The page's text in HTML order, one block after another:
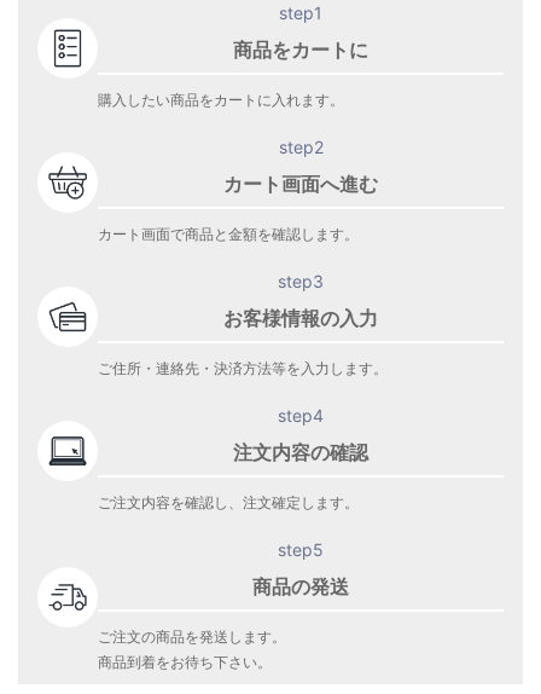
step1
商品をカートに
購入したい商品をカートに入れます。
step2
カート画面へ進む
カート画面で商品と金額を確認します。
step3
お客様情報の入力
ご住所・連絡先・決済方法等を入力します。
step4
注文内容の確認
ご注文内容を確認し、注文確定します。
step5
商品の発送
ご注文の商品を発送します。
商品到着をお待ち下さい。